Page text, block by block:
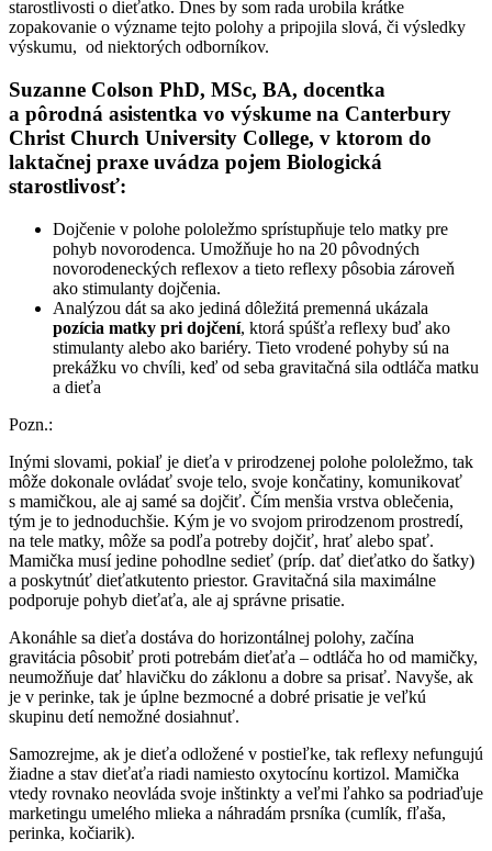
starostlivosti o dieťatko. Dnes by som rada urobila krátke
zopakovanie o význame tejto polohy a pripojila slová, či výsledky
výskumu, od niektorých odborníkov.
Suzanne Colson PhD, MSc, BA, docentka
a pôrodná asistentka vo výskume na Canterbury
Christ Church University College, v ktorom do
laktačnej praxe uvádza pojem Biologická
starostlivosť:
Dojčenie v polohe pololežmo sprístupňuje telo matky pre
pohyb novorodenca. Umožňuje ho na 20 pôvodných
novorodeneckých reflexov a tieto reflexy pôsobia zároveň
ako stimulanty dojčenia.
Analýzou dát sa ako jediná dôležitá premenná ukázala
pozícia matky pri dojčení, ktorá spúšťa reflexy buď ako
stimulanty alebo ako bariéry. Tieto vrodené pohyby sú na
prekážku vo chvíli, keď od seba gravitačná sila odtláča matku
a dieťa
Pozn.:
Inými slovami, pokiaľ je dieťa v prirodzenej polohe pololežmo, tak
môže dokonale ovládať svoje telo, svoje končatiny, komunikovať
s mamičkou, ale aj samé sa dojčiť. Čím menšia vrstva oblečenia,
tým je to jednoduchšie. Kým je vo svojom prirodzenom prostredí,
na tele matky, môže sa podľa potreby dojčiť, hrať alebo spať.
Mamička musí jedine pohodlne sedieť (príp. dať dieťatko do šatky)
a poskytnúť dieťatkutento priestor. Gravitačná sila maximálne
podporuje pohyb dieťaťa, ale aj správne prisatie.
Akonáhle sa dieťa dostáva do horizontálnej polohy, začína
gravitácia pôsobiť proti potrebám dieťaťa – odtláča ho od mamičky,
neumožňuje dať hlavičku do záklonu a dobre sa prisať. Navyše, ak
je v perinke, tak je úplne bezmocné a dobré prisatie je veľkú
skupinu detí nemožné dosiahnuť.
Samozrejme, ak je dieťa odložené v postieľke, tak reflexy nefungujú
žiadne a stav dieťaťa riadi namiesto oxytocínu kortizol. Mamička
vtedy rovnako neovláda svoje inštinkty a veľmi ľahko sa podriaďuje
marketingu umelého mlieka a náhradám prsníka (cumlík, fľaša,
perinka, kočiarik).